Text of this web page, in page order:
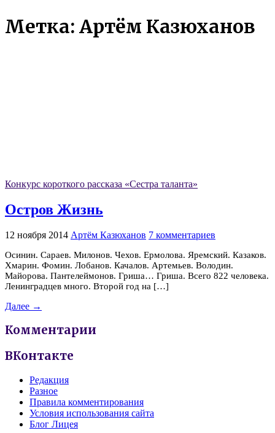
Метка: Артём Казюханов
Конкурс короткого рассказа «Сестра таланта»
Остров Жизнь
12 ноября 2014 Артём Казюханов 7 комментариев
Осинин. Сараев. Милонов. Чехов. Ермолова. Яремский. Казаков.
Хмарин. Фомин. Лобанов. Качалов. Артемьев. Володин.
Майорова. Пантелеймонов. Гриша… Гриша. Всего 822 человека.
Ленинградцев много. Второй год на […]
Далее →
Комментарии
ВКонтакте
Редакция
Разное
Правила комментирования
Условия использования сайта
Блог Лицея